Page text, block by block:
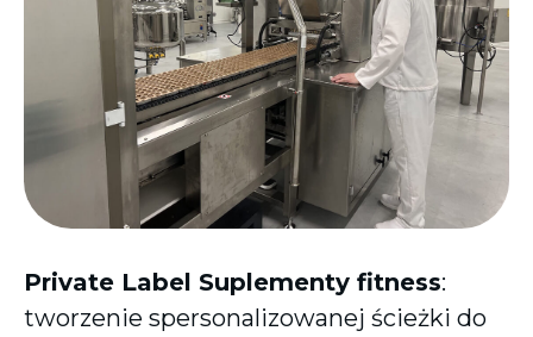
Private Label Suplementy fitness:
tworzenie spersonalizowanej ścieżki do